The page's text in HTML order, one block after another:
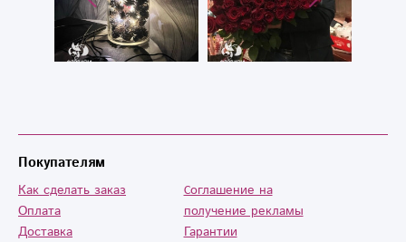
Покупателям
Как сделать заказ
Оплата
Доставка
Cоглашение на
получение рекламы
Гарантии